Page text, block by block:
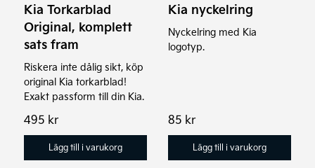
Kia Torkarblad
Original, komplett
sats fram
Riskera inte dålig sikt, köp
original Kia torkarblad!
Exakt passform till din Kia.
495 kr
Lägg till i varukorg
Kia nyckelring
Nyckelring med Kia
logotyp.
85 kr
Lägg till i varukorg